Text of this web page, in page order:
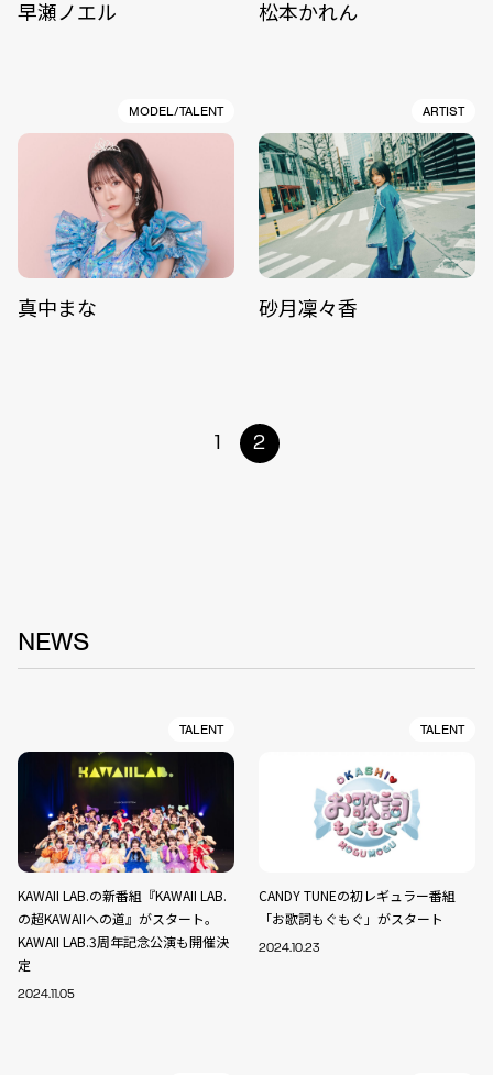
早瀬ノエル 松本かれん
MODEL/TALENT
真中まな
ARTIST
砂月凜々香
1 2
NEWS
TALENT
KAWAII LAB.の新番組『KAWAII LAB.
の超KAWAIIへの道』がスタート。
KAWAII LAB.3周年記念公演も開催決
定
2024.11.05
TALENT
CANDY TUNEの初レギュラー番組
「お歌詞もぐもぐ」がスタート
2024.10.23